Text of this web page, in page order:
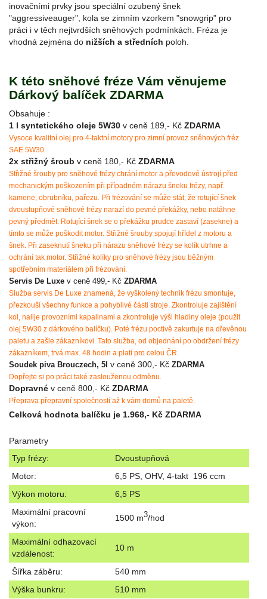
inovačními prvky jsou speciální ozubený šnek
"aggressiveauger", kola se zimním vzorkem "snowgrip" pro
práci i v těch nejtvrdších sněhových podmínkách. Fréza je
vhodná zejména do nižších a středních poloh.
K této sněhové fréze Vám věnujeme
Dárkový balíček ZDARMA
Obsahuje :
1 l syntetického oleje 5W30 v ceně 189,- Kč ZDARMA
Vysoce kvalitní olej pro 4-taktní motory pro zimní provoz sněhových fréz
SAE 5W30
2x střižný šroub v ceně 180,- Kč ZDARMA
Střižné šrouby pro sněhové frézy chrání motor a převodové ústrojí před
mechanickým poškozením při případném nárazu šneku frézy, např.
kamene, obrubníku, pařezu. Při frézování se může stát, že rotující šnek
dvoustupňové sněhové frézy narazí do pevné překážky, nebo natáhne
pevný předmět. Rotující šnek se o překážku prudce zastaví (zasekne) a
tímto se může poškodit motor. Střižné šrouby spojují hřídel z motoru a
šnek. Při zaseknutí šneku při nárazu sněhové frézy se kolík utrhne a
ochrání tak motor. Střižné kolíky pro sněhové frézy jsou běžným
spotřebním materiálem při frézování.
Servis De Luxe v ceně 499,- Kč ZDARMA
Služba servis De Luxe znamená, že vyškolený technik frézu smontuje,
přezkouší všechny funkce a pohyblivé části stroje. Zkontroluje zajištění
kol, nalije provozními kapalinami a zkontroluje výši hladiny oleje (použit
olej 5W30 z dárkového balíčku). Poté frézu poctivě zakurtuje na dřevěnou
paletu a zašle zákazníkovi. Tato služba, od objednání po obdržení frézy
zákazníkem, trvá max. 48 hodin a platí pro celou ČR.
Soudek piva Brouczech, 5l v ceně 300,- Kč ZDARMA
Dopřejte si po práci také zaslouženou odměnu.
Dopravné v ceně 800,- Kč ZDARMA
Přeprava přepravní společností až k vám domů na paletě.
Celková hodnota balíčku je 1.968,- Kč ZDARMA
Parametry
Typ frézy:
Dvoustupňová
Motor:
6,5 PS, OHV, 4-takt 196 ccm
Výkon motoru:
6,5 PS
Maximální pracovní
výkon:
1500 m3/hod
Maximální odhazovací
vzdálenost:
10 m
Šířka záběru:
540 mm
Výška bunkru:
510 mm